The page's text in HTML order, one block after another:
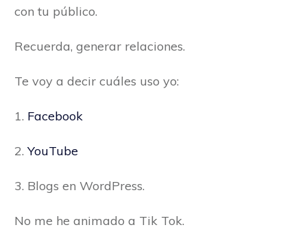
con tu público.
Recuerda, generar relaciones.
Te voy a decir cuáles uso yo:
1. Facebook
2.YouTube
3. Blogs en WordPress.
No me he animado a Tik Tok.